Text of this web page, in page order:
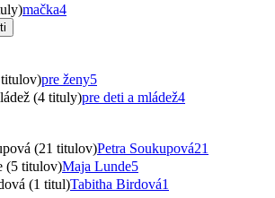
mačka4
pre ženy5
(4 tituly)pre deti a mládež4
(21 titulov)Petra Soukupová21
(5 titulov)Maja Lunde5
(1 titul)Tabitha Birdová1